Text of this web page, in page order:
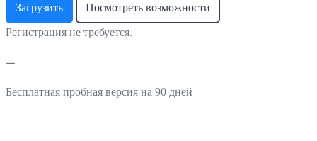
Загрузить Посмотреть возможности
Регистрация не требуется.
Бесплатная пробная версия на 90 дней